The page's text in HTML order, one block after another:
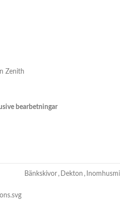
Zenith
bearbetningar
Bänkskivor , Dekton ,